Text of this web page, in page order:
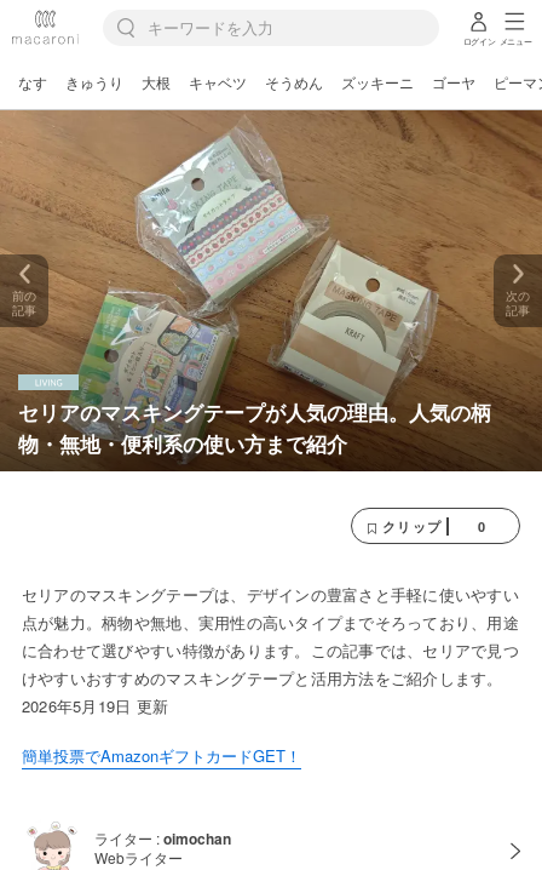
ログイン メニュー
なす きゅうり 大根 キャベツ そうめん ズッキーニ ゴーヤ ピーマ
セリアのマスキングテープが人気の理由。人気の柄
物・無地・便利系の使い方まで紹介
前の
記事
次の
記事
クリップ 0
セリアのマスキングテープは、デザインの豊富さと手軽に使いやすい
点が魅力。柄物や無地、実用性の高いタイプまでそろっており、用途
に合わせて選びやすい特徴があります。この記事では、セリアで見つ
けやすいおすすめのマスキングテープと活用方法をご紹介します。
2026年5月19日 更新
簡単投票でAmazonギフトカードGET！
ライター :oimochan
Webライター